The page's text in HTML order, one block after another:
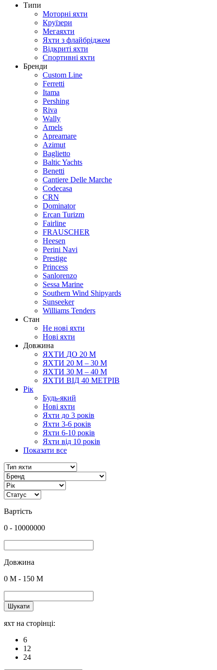
Типи
Моторні яхти
Круїзери
Мегаяхти
Яхти з флайбріджем
Відкриті яхти
Спортивні яхти
Бренди
Custom Line
Ferretti
Itama
Pershing
Riva
Wally
Amels
Apreamare
Azimut
Baglietto
Baltic Yachts
Benetti
Сantiere Delle Marche
Codecasa
CRN
Dominator
Ercan Turizm
Fairline
FRAUSCHER
Heesen
Perini Navi
Prestige
Princess
Sanlorenzo
Sessa Marine
Southern Wind Shipyards
Sunseeker
Williams Tenders
Cтан
Не нові яхти
Нові яхти
Довжина
ЯХТИ ДО 20 М
ЯХТИ 20 М – 30 М
ЯХТИ 30 М – 40 М
ЯХТИ ВІД 40 МЕТРІВ
Рік
Будь-який
Нові яхти
Яхти до 3 років
Яхти 3-6 рокiв
Яхти 6-10 рокiв
Яхти від 10 років
Показати все
Вартість
0 - 10000000
Довжина
0 M - 150 M
Шукати
яхт на сторінці:
6
12
24